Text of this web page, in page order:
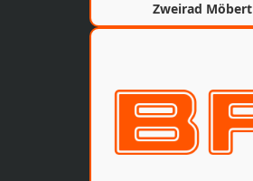
Zweirad Möbert